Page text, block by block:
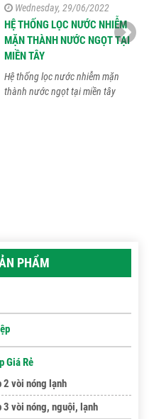
Wednesday, 29/06/2022
HỆ THỐNG LỌC NƯỚC NHIỄM
MẶN THÀNH NƯỚC NGỌT TẠI
MIỀN TÂY
Hệ thống lọc nước nhiễm mặn
thành nước ngọt tại miền tây
PHẨM
Giá Rẻ
vòi nóng lạnh
vòi nóng, nguội, lạnh